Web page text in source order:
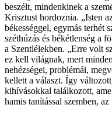
beszélt, mindenkinek a
Krisztust hordoznia. „Isten
békességgel, egymás terhét
széthúzás és békétlenség a
a Szentlélekben. „Erre volt
ez kell világnak, mert
nehézségei, problémái,
kellett a választ. Így
kihívásokkal találkozott,
hamis tanítással szemben,